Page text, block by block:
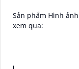
Sản phẩm Hình
xem qua: